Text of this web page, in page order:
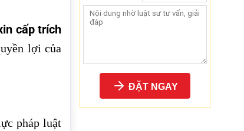
cấp trích
lợi của
pháp luật
ĐẶT NGAY